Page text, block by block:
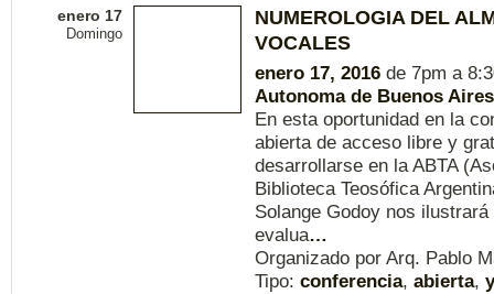
enero 17
Domingo
NUMEROLOGIA DEL
VOCALES
enero 17, 2016 de 7pm a
Autonoma de Buenos Aires
En esta oportunidad en la
abierta de acceso libre y
desarrollarse en la ABTA
Biblioteca Teosófica
Solange Godoy nos
evalua…
Organizado por Arq. Pablo
Tipo: conferencia, abierta, y